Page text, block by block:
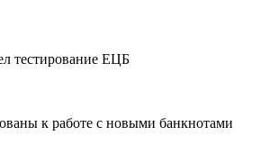
тестирование ЕЦБ
к работе с новыми банкнотами